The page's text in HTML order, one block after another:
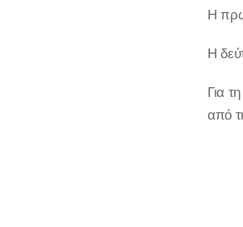
Η
Η
Για
από